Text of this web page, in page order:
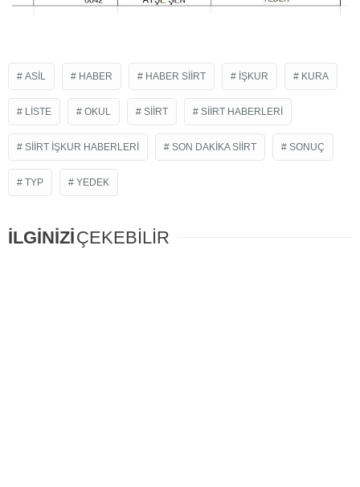
ASIL HABER HABER SIIRT IŞKUR KURA
LISTE OKUL SIIRT SIIRT HABERLERI
SIIRT IŞKUR HABERLERI SON DAKIKA SIIRT SONUÇ
TYP YEDEK
İLGİNİZİÇEKEBİLİR